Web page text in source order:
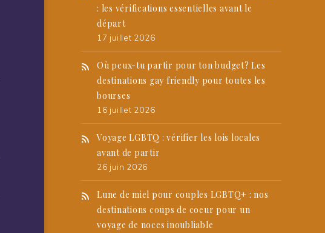
: les vérifications essentielles avant le
départ
17 juillet 2026
Où peux-tu partir pour ton budget? Les
destinations gay friendly pour toutes les
bourses
16 juillet 2026
Voyage LGBTQ : vérifier les lois locales
avant de partir
26 juin 2026
Lune de miel pour couples LGBTQ+ : nos
destinations coups de coeur pour un
voyage de noces inoubliable